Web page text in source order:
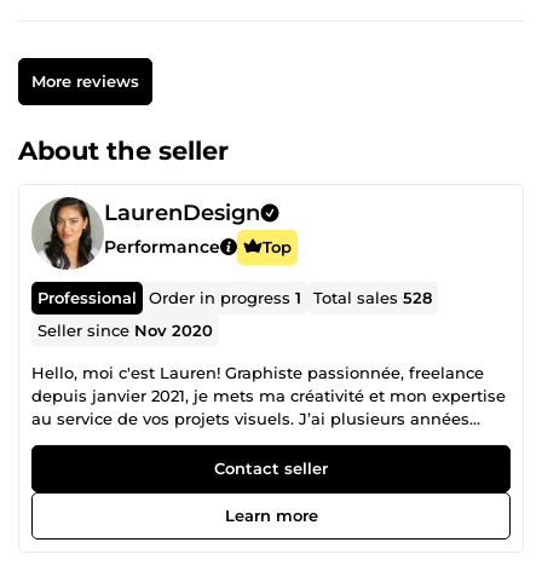
More reviews
About the seller
LaurenDesign
Performance Top
Professional Order in progress1 Total sales528
Seller since Nov 2020
Hello, moi c'est Lauren! Graphiste passionnée, freelance
depuis janvier 2021, je mets ma créativité et mon expertise
au service de vos projets visuels. J’ai plusieurs années
d’expérience en communication visuelle, ce qui me
permet de comprendre vos besoins et vos objectifs
business 📈 Je travaille sur la suite Adobe (Photoshop,
Illustrator, InDesign…) et réalise tout type d’infographie :
logo, identité visuelle, flyer, affiche, visuels réseaux sociaux,
Contact seller
Learn more